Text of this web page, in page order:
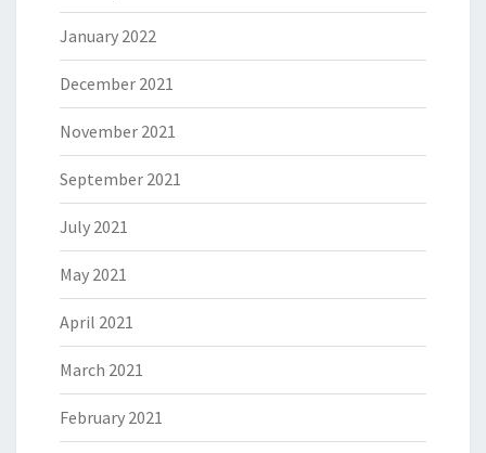
January 2022
December 2021
November 2021
September 2021
July 2021
May 2021
April 2021
March 2021
February 2021